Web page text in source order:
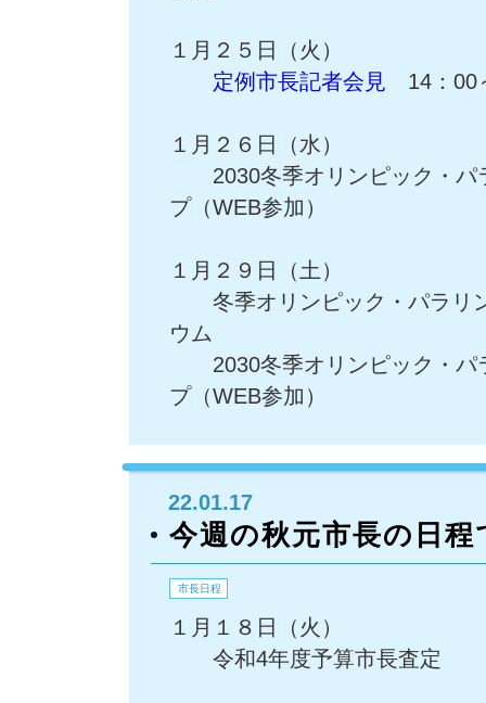
１月２５日（火）
定例市長記者会見 14：00
１月２６日（水）
2030冬季オリンピック・パ
プ（WEB参加）
１月２９日（土）
冬季オリンピック・パラリ
ウム
2030冬季オリンピック・パ
プ（WEB参加）
22.01.17
今週の秋元市長の日程
市長日程
１月１８日（火）
令和4年度予算市長査定